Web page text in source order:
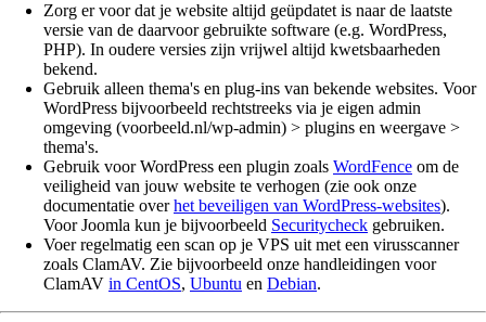
Zorg er voor dat je website altijd geüpdatet is naar de laatste
versie van de daarvoor gebruikte software (e.g. WordPress,
PHP). In oudere versies zijn vrijwel altijd kwetsbaarheden
bekend.
Gebruik alleen thema's en plug-ins van bekende websites. Voor
WordPress bijvoorbeeld rechtstreeks via je eigen admin
omgeving (voorbeeld.nl/wp-admin) > plugins en weergave >
thema's.
Gebruik voor WordPress een plugin zoals WordFence om de
veiligheid van jouw website te verhogen (zie ook onze
documentatie overhet beveiligen van WordPress-websites).
Voor Joomla kun je bijvoorbeeld Securitycheck gebruiken.
Voer regelmatig een scan op je VPS uit met een virusscanner
zoals ClamAV. Zie bijvoorbeeld onze handleidingen voor
ClamAV in CentOS, Ubuntu en Debian.